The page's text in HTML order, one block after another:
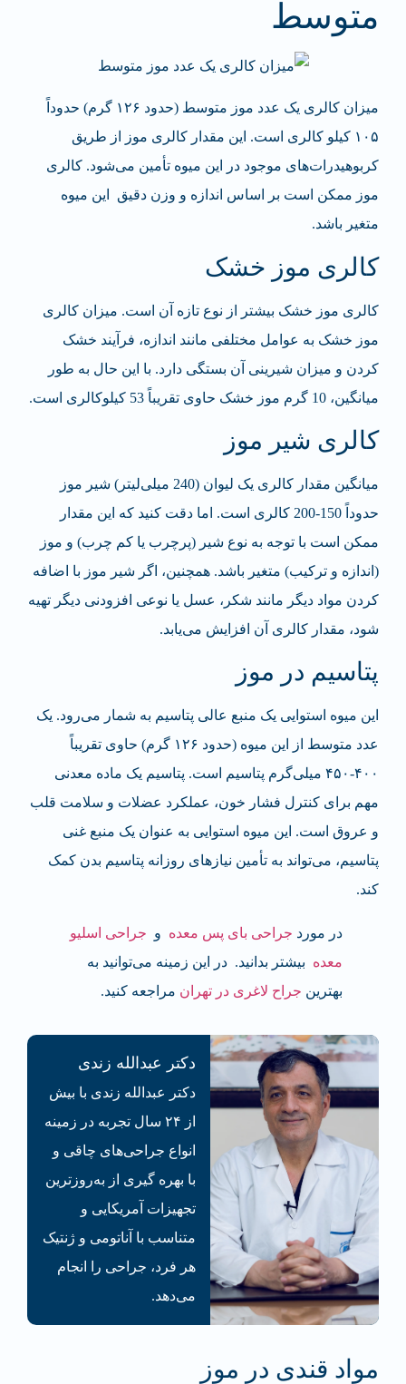
متوسط
میزان کالری یک عدد موز متوسط (حدود ۱۲۶ گرم) حدوداً
۱۰۵ کیلو کالری است. این مقدار کالری موز از طریق
کربوهیدرات‌های موجود در این میوه تأمین می‌شود. کالری
موز ممکن است بر اساس اندازه و وزن دقیق این میوه
متغیر باشد.
کالری موز خشک
کالری موز خشک بیشتر از نوع تازه آن است. میزان کالری
موز خشک به عوامل مختلفی مانند اندازه، فرآیند خشک
کردن و میزان شیرینی آن بستگی دارد. با این حال به طور
میانگین، 10 گرم موز خشک حاوی تقریباً 53 کیلوکالری است.
کالری شیر موز
میانگین مقدار کالری یک لیوان (240 میلی‌لیتر) شیر موز
حدوداً 150-200 کالری است. اما دقت کنید که این مقدار
ممکن است با توجه به نوع شیر (پرچرب یا کم چرب) و موز
(اندازه و ترکیب) متغیر باشد. همچنین، اگر شیر موز با اضافه
کردن مواد دیگر مانند شکر، عسل یا نوعی افزودنی دیگر تهیه
شود، مقدار کالری آن افزایش می‌یابد.
پتاسیم در موز
این میوه استوایی یک منبع عالی پتاسیم به شمار می‌رود. یک
عدد متوسط از این میوه (حدود ۱۲۶ گرم) حاوی تقریباً
۴۰۰-۴۵۰ میلی‌گرم پتاسیم است. پتاسیم یک ماده معدنی
مهم برای کنترل فشار خون، عملکرد عضلات و سلامت قلب
و عروق است. این میوه استوایی به عنوان یک منبع غنی
پتاسیم، می‌تواند به تأمین نیازهای روزانه پتاسیم بدن کمک
کند.
در مورد جراحی بای‌ پس معده و جراحی اسلیو
معده بیشتر بدانید. در این زمینه می‌توانید به
بهترین جراح لاغری در تهران مراجعه کنید.
دکتر عبدالله زندی
دکتر عبدالله زندی با بیش
از ۲۴ سال تجربه در زمینه
انواع جراحی‌های چاقی و
با بهره گیری از به‌روزترین
تجهیزات آمریکایی و
متناسب با آناتومی و ژنتیک
هر فرد، جراحی‌ را انجام
می‌دهد.
مواد قندی در موز